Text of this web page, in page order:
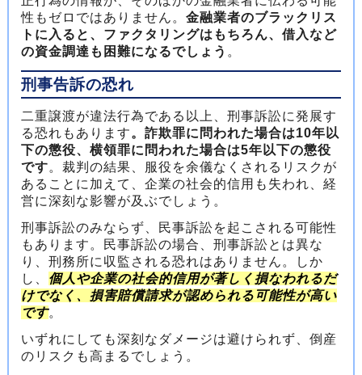
性もゼロではありません。 金融業者のブラックリス
トに入ると、ファクタリングはもちろん、借入など
の資金調達も困難になるでしょう 。
刑事告訴の恐れ
二重譲渡が違法行為である以上、刑事訴訟に発展す
る恐れもあります。詐欺罪に問われた場合は10年以
下の懲役、横領罪に問われた場合は5年以下の懲役
です。裁判の結果、服役を余儀なくされるリスクが
あることに加えて、企業の社会的信用も失われ、経
営に深刻な影響が及ぶでしょう。
刑事訴訟のみならず、民事訴訟を起こされる可能性
もあります。民事訴訟の場合、刑事訴訟とは異な
り、刑務所に収監される恐れはありません。しか
し、 個人や企業の社会的信用が著しく損なわれるだ
けでなく、損害賠償請求が認められる可能性が高い
です。
いずれにしても深刻なダメージは避けられず、倒産
のリスクも高まるでしょう。